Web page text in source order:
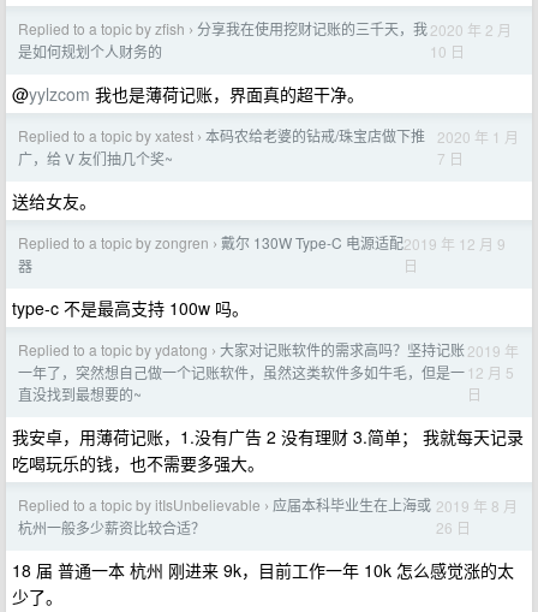
Replied to a topic by zfish › 分享我在使用挖财记账的三千天，我
是如何规划个人财务的
2020 年 2 月
10 日
@yylzcom 我也是薄荷记账，界面真的超干净。
Replied to a topic by xatest › 本码农给老婆的钻戒/珠宝店做下推
广，给 V 友们抽几个奖~
2020 年 1 月
7 日
送给女友。
Replied to a topic by zongren › 戴尔 130W Type-C 电源适配
器
2019 年 12 月 9
日
type-c 不是最高支持 100w 吗。
Replied to a topic by ydatong › 大家对记账软件的需求高吗？坚持记账
一年了，突然想自己做一个记账软件，虽然这类软件多如牛毛，但是一
直没找到最想要的~
2019 年
12 月 5
日
我安卓，用薄荷记账，1.没有广告 2 没有理财 3.简单； 我就每天记录
吃喝玩乐的钱，也不需要多强大。
Replied to a topic by itIsUnbelievable › 应届本科毕业生在上海或
杭州一般多少薪资比较合适？
2019 年 8 月
26 日
18 届 普通一本 杭州 刚进来 9k，目前工作一年 10k 怎么感觉涨的太
少了。